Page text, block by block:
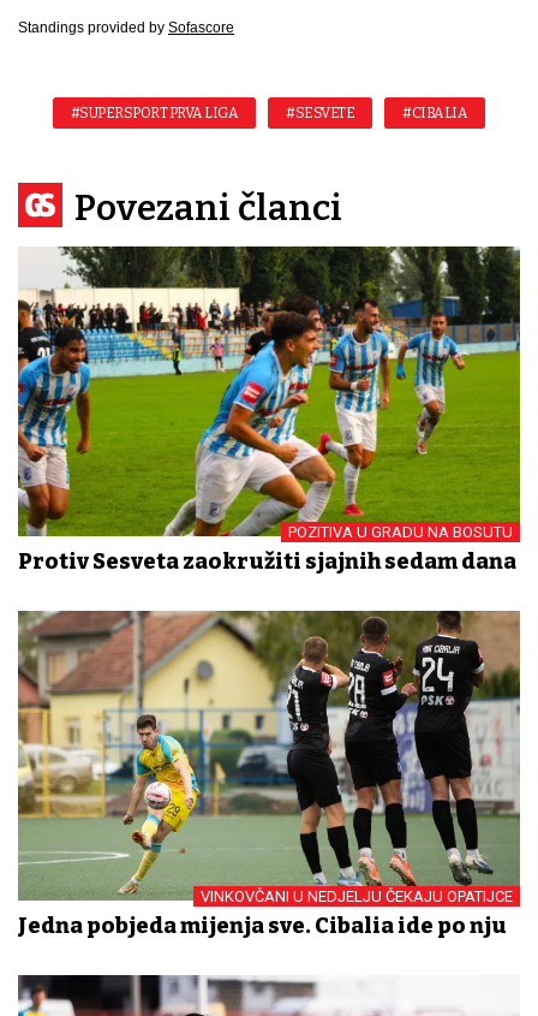
Standings provided by Sofascore
#SUPERSPORT PRVA LIGA #SESVETE #CIBALIA
Povezani članci
POZITIVA U GRADU NA BOSUTU
Protiv Sesveta zaokružiti sjajnih sedam dana
VINKOVČANI U NEDJELJU ČEKAJU OPATIJCE
Jedna pobjeda mijenja sve. Cibalia ide po nju